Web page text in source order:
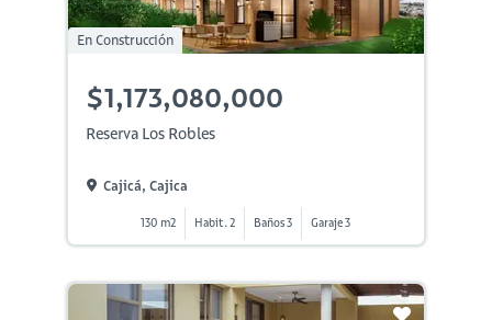
En Construcción
$1,173,080,000
Reserva Los Robles
Cajicá, Cajica
130 m2 Habit. 2 Baños 3 Garaje 3